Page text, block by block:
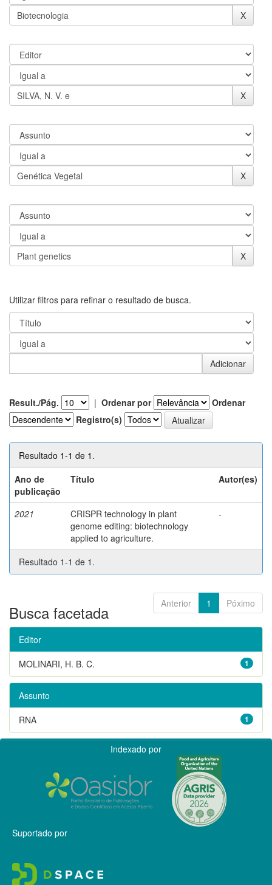
Utilizar filtros para refinar o resultado de busca.
Result./Pág. | Ordenar por
Ordenar
Registro(s)
Resultado 1-1 de 1.
Ano de
publicação
Título Autor(es)
2021
CRISPR technology in plant
genome editing: biotechnology
applied to agriculture.
-
Resultado 1-1 de 1.
Anterior 1 Póximo
Busca facetada
Editor
1
MOLINARI, H. B. C.
Assunto
1
RNA
Indexado por
Suportado por